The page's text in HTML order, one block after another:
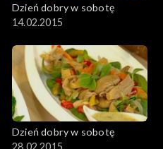
Dzień dobry w sobotę
14.02.2015
Dzień dobry w sobotę
28.02.2015